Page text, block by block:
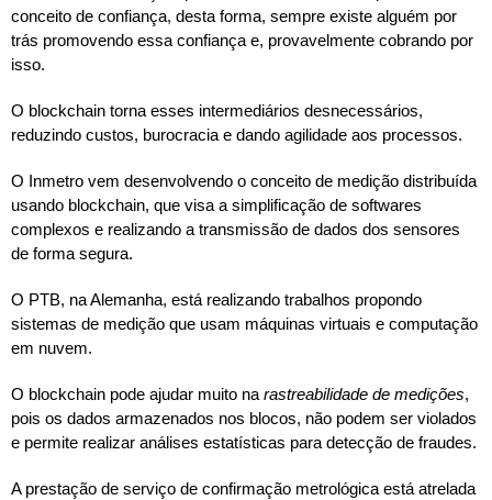
conceito de confiança, desta forma, sempre existe alguém por
trás promovendo essa confiança e, provavelmente cobrando por
isso.
O blockchain torna esses intermediários desnecessários,
reduzindo custos, burocracia e dando agilidade aos processos.
O Inmetro vem desenvolvendo o conceito de medição distribuída
usando blockchain, que visa a simplificação de softwares
complexos e realizando a transmissão de dados dos sensores
de forma segura.
O PTB, na Alemanha, está realizando trabalhos propondo
sistemas de medição que usam máquinas virtuais e computação
em nuvem.
O blockchain pode ajudar muito na rastreabilidade de medições,
pois os dados armazenados nos blocos, não podem ser violados
e permite realizar análises estatísticas para detecção de fraudes.
A prestação de serviço de confirmação metrológica está atrelada